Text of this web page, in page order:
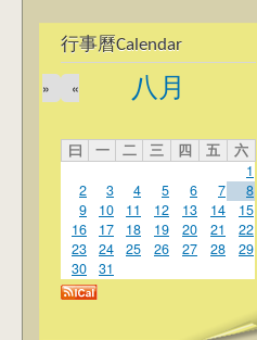
行事曆Calendar
八月
«
»
曰 一 二 三 四 五
六
1
2
3 4 5 6 7
8
9
10 11 12 13 14
15
16
17 18 19 20 21
22
23
24 25 26 27 28
29
30
31